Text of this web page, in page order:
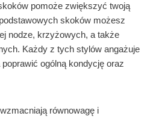
pomoże zwiększyć twoją
skoków możesz
nodze, krzyżowych, a także
Każdy z tych stylów angażuje
ogólną kondycję oraz
równowagę i